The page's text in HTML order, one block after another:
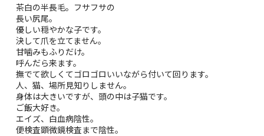
茶白の半長毛。フサフサの
長い尻尾。
優しい穏やかな子です。
決して爪を立てません。
甘噛みもふりだけ。
呼んだら来ます。
撫でて欲しくてゴロゴロいいながら付いて回ります。
人、猫、場所見知りしません。
身体は大きいですが、頭の中は子猫です。
ご飯大好き。
エイズ、白血病陰性。
便検査顕微鏡検査まで陰性。